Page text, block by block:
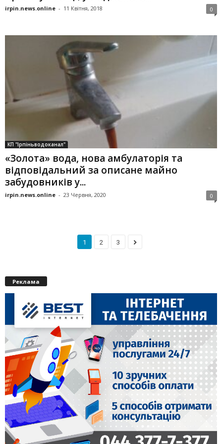
irpin.news.online - 11 Квітня, 2018 0
КП "Ірпіньводоканал"
«Золота» вода, нова амбулаторія та
відповідальний за описане майно
забудовників у...
irpin.news.online - 23 Червня, 2020 0
1 2 3
Реклама